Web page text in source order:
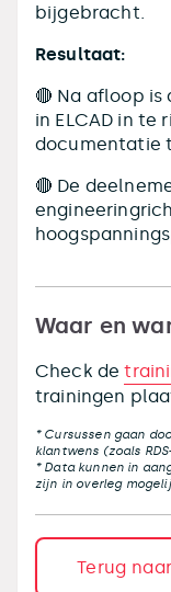
bijgebracht.
Resultaat:
🔴 Na afloop
in ELCAD in te
documentatie
🔴 De
Waar en
Check de
trainingen
* Cursussen gaan
klantwens (zoals
* Data kunnen in
zijn in overleg
Terug